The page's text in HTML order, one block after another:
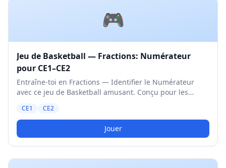
🎮
Jeu de Basketball — Fractions: Numérateur
pour CE1–CE2
Entraîne-toi en Fractions — Identifier le Numérateur
avec ce jeu de Basketball amusant. Conçu pour les
CE1 CE2
Jouer